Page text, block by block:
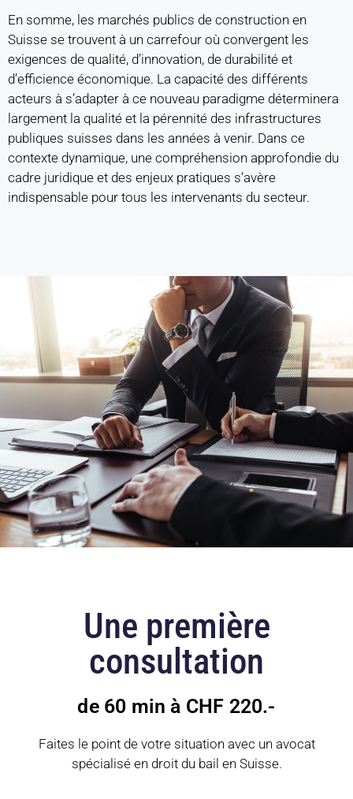
En somme, les marchés publics de construction en
Suisse se trouvent à un carrefour où convergent les
exigences de qualité, d’innovation, de durabilité et
d’efficience économique. La capacité des différents
acteurs à s’adapter à ce nouveau paradigme déterminera
largement la qualité et la pérennité des infrastructures
publiques suisses dans les années à venir. Dans ce
contexte dynamique, une compréhension approfondie du
cadre juridique et des enjeux pratiques s’avère
indispensable pour tous les intervenants du secteur.
Une première
consultation
de 60 min à CHF 220.-
Faites le point de votre situation avec un avocat
spécialisé en droit du bail en Suisse.